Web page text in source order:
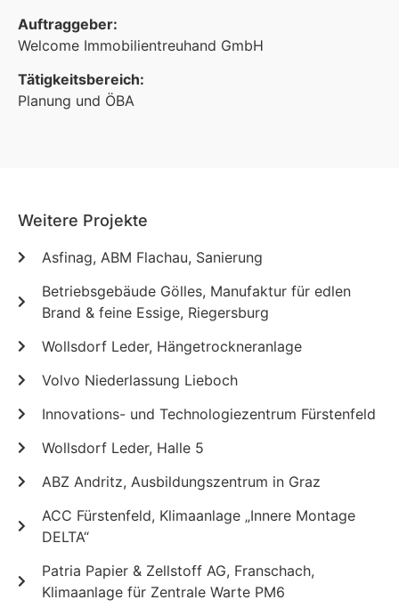
Auftraggeber:
Welcome Immobilientreuhand GmbH
Tätigkeitsbereich:
Planung und ÖBA
Weitere Projekte
Asfinag, ABM Flachau, Sanierung
Betriebsgebäude Gölles, Manufaktur für edlen
Brand & feine Essige, Riegersburg
Wollsdorf Leder, Hängetrockneranlage
Volvo Niederlassung Lieboch
Innovations- und Technologiezentrum Fürstenfeld
Wollsdorf Leder, Halle 5
ABZ Andritz, Ausbildungszentrum in Graz
ACC Fürstenfeld, Klimaanlage „Innere Montage
DELTA“
Patria Papier & Zellstoff AG, Franschach,
Klimaanlage für Zentrale Warte PM6